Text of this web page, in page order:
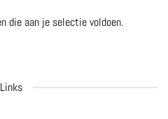
die aan je selectie voldoen.
Links